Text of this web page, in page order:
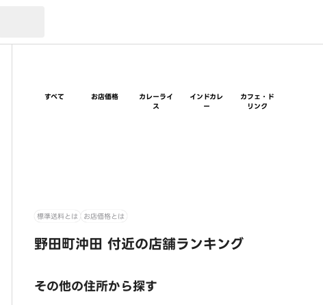
すべて お店価格
カレーライ
ス
インドカレ
ー
カフェ・ド
リンク
標準送料とは お店価格とは
野田町沖田 付近の店舗ランキング
その他の住所から探す